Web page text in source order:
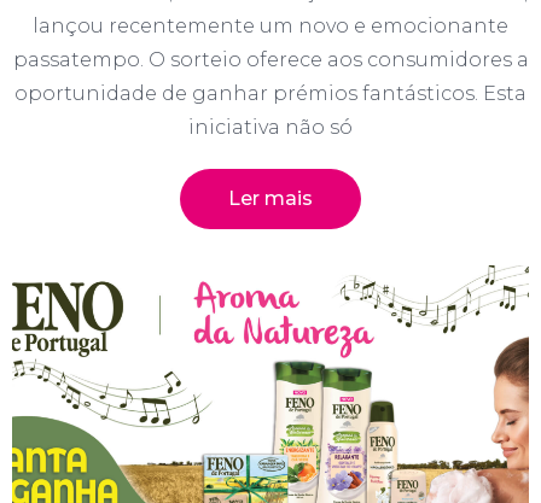
lançou recentemente um novo e emocionante
passatempo. O sorteio oferece aos consumidores a
oportunidade de ganhar prémios fantásticos. Esta
iniciativa não só
Ler mais